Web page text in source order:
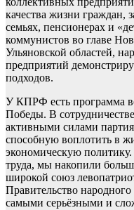
качества жизни граждан,
семьях, пенсионерах и
коммунистов во главе
Ульяновской областей,
предприятий
подходов.
У КПРФ есть программа
Победы. В
активными силами
способную воплотить в
экономическую
труда, мы накопили
широкой союз
Правительство
самыми серьёзными и